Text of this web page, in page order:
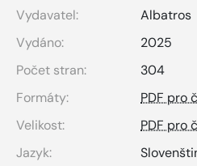
Vydavatel:
Albatros
Vydáno:
2025
Počet stran:
304
Formáty:
PDF pro
Velikost:
PDF pro
Jazyk: